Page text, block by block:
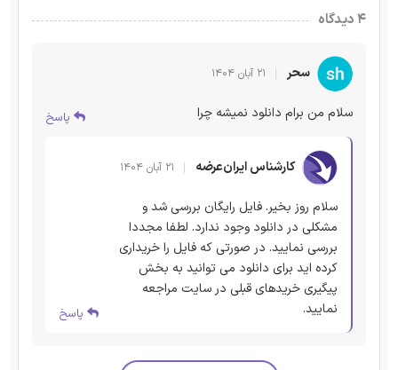
۴ دیدگاه
سحر ۲۱ آبان ۱۴۰۴
سلام من برام دانلود نمیشه چرا پاسخ
کارشناس ایران‌عرضه ۲۱ آبان ۱۴۰۴
سلام روز بخیر. فایل رایگان بررسی شد و
مشکلی در دانلود وجود ندارد. لطفا مجددا
بررسی نمایید. در صورتی که فایل را خریداری
کرده اید برای دانلود می توانید به بخش
پیگیری خریدهای قبلی در سایت مراجعه
نمایید.
پاسخ